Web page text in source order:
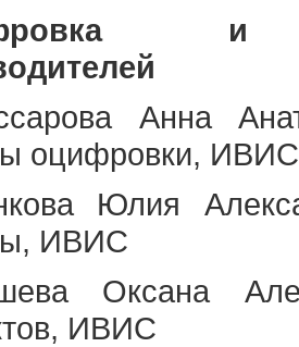
и
Анна
оцифровки, ИВИС
Юлия
ИВИС
Оксана
ИВИС